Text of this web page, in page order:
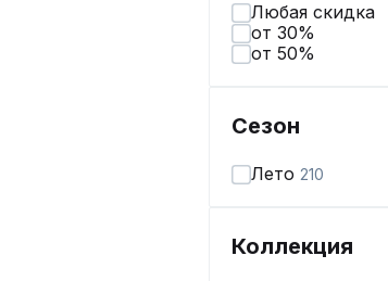
Любая скидка
от 30%
от 50%
Сезон
Лето 210
Коллекция